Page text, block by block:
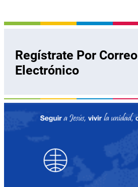
Regístrate Por Correo
Electrónico